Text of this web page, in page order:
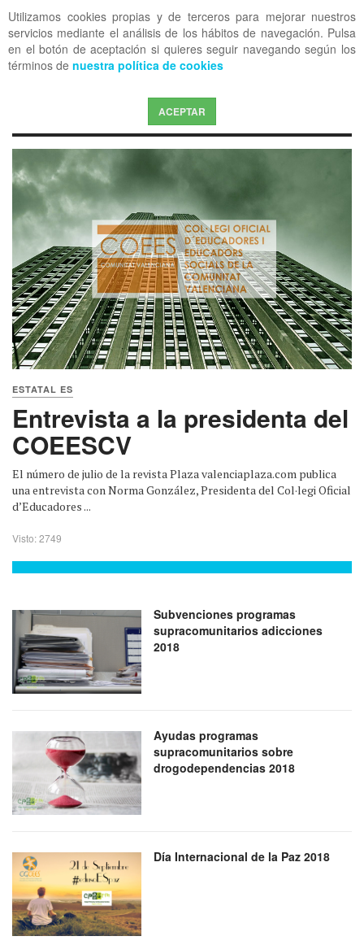
Utilizamos cookies propias y de terceros para mejorar nuestros
servicios mediante el análisis de los hábitos de navegación. Pulsa
en el botón de aceptación si quieres seguir navegando según los
términos de nuestra política de cookies
ACEPTAR
OFF CANVAS
ESTATAL ES
Entrevista a la presidenta del
COEESCV
El número de julio de la revista Plaza valenciaplaza.com publica
una entrevista con Norma González, Presidenta del Col·legi Oficial
d’Educadores ...
Visto: 2749
Subvenciones programas
supracomunitarios adicciones
2018
Ayudas programas
supracomunitarios sobre
drogodependencias 2018
Día Internacional de la Paz 2018